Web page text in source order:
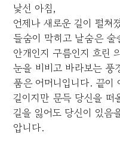
낯선 아침,
언제나 새로운 길이 펼쳐
들숨이 막히고 날숨은 술
안개인지 구름인지 흐린
눈을 비비고 바라보는 풍
품은 어머니입니다. 끝이
길이지만 문득 당신을 떠
길을 잃어도 당신이 있음
압니다.